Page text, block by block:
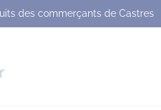
des commerçants de Castres